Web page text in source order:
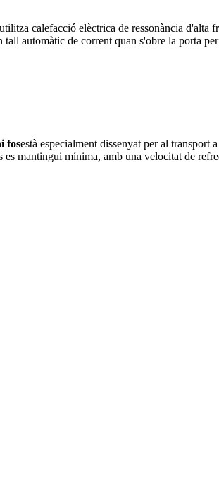
calefacció elèctrica de ressonància
automàtic de corrent quan s'obre la porta
fosestà especialment dissenyat per al
mantingui mínima, amb una velocitat de